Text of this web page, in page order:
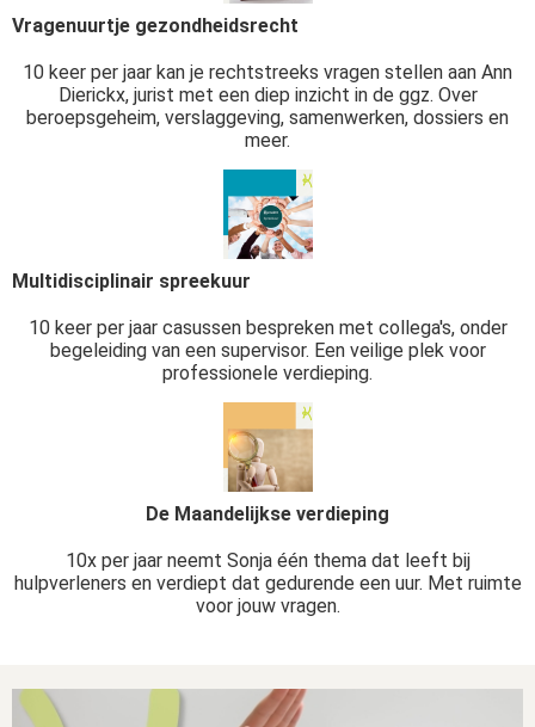
Vragenuurtje gezondheidsrecht
10 keer per jaar kan je rechtstreeks vragen stellen aan Ann
Dierickx, jurist met een diep inzicht in de ggz. Over
beroepsgeheim, verslaggeving, samenwerken, dossiers en
meer.
Multidisciplinair spreekuur
10 keer per jaar casussen bespreken met collega's, onder
begeleiding van een supervisor. Een veilige plek voor
professionele verdieping.
De Maandelijkse verdieping
10x per jaar neemt Sonja één thema dat leeft bij
hulpverleners en verdiept dat gedurende een uur. Met ruimte
voor jouw vragen.